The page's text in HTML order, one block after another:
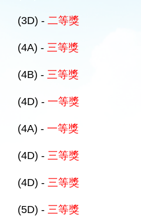
(3D) - 二等獎
(4A) - 三等獎
(4B) - 三等獎
(4D) - 一等獎
(4A) - 一等獎
(4D) - 三等獎
(4D) - 三等獎
(5D) - 三等獎